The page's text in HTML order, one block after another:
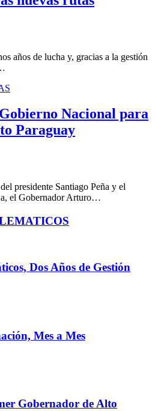
años de lucha y, gracias a la gestión
Nacional para
Paraguay
presidente Santiago Peña y el
el Gobernador Arturo…
Dos Años de Gestión
Mes a Mes
Gobernador de Alto